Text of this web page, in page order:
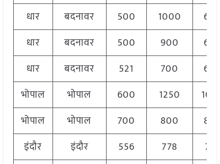
धार
बदनावर 500 1000
धार
बदनावर 500 900
धार
बदनावर 521 700
भोपाल
भोपाल 600 1250
भोपाल
भोपाल 700 800
इंदौर
इंदौर 556 778